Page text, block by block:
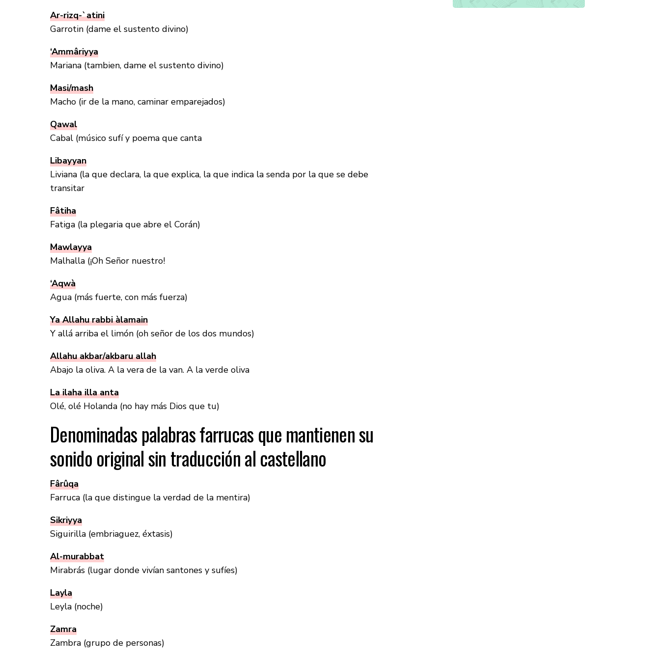
Ar-rizq-`atini
Garrotin (dame el sustento divino)
‘Ammâriyya
Mariana (tambien, dame el sustento divino)
Masi/mash
Macho (ir de la mano, caminar emparejados)
Qawal
Cabal (músico sufí y poema que canta
Libayyan
Liviana (la que declara, la que explica, la que indica la senda por la que se debe
transitar
Fâtiha
Fatiga (la plegaria que abre el Corán)
Mawlayya
Malhalla (¡Oh Señor nuestro!
‘Aqwà
Agua (más fuerte, con más fuerza)
Ya Allahu rabbi àlamain
Y allá arriba el limón (oh señor de los dos mundos)
Allahu akbar/akbaru allah
Abajo la oliva. A la vera de la van. A la verde oliva
La ilaha illa anta
Olé, olé Holanda (no hay más Dios que tu)
Denominadas palabras farrucas que mantienen su
sonido original sin traducción al castellano
Fârûqa
Farruca (la que distingue la verdad de la mentira)
Sikriyya
Siguirilla (embriaguez, éxtasis)
Al-murabbat
Mirabrás (lugar donde vivían santones y sufíes)
Layla
Leyla (noche)
Zamra
Zambra (grupo de personas)